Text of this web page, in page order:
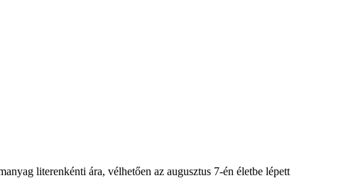
literenkénti ára, vélhetően az augusztus 7-én életbe lépett